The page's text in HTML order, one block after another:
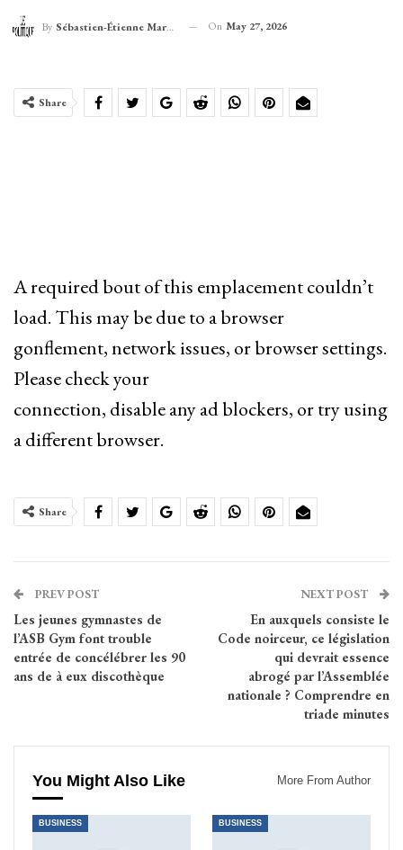
By Sébastien-Étienne Marechal On May 27, 2026
Share
A required bout of this emplacement couldn’t
load. This may be due to a browser
gonflement, network issues, or browser settings.
Please check your
connection, disable any ad blockers, or try using
a different browser.
Share
PREV POST
Les jeunes gymnastes de
l’ASB Gym font trouble
entrée de concélébrer les 90
ans de à eux discothèque
NEXT POST
En auxquels consiste le
Code noirceur, ce législation
qui devrait essence
abrogé par l’Assemblée
nationale ? Comprendre en
triade minutes
You Might Also Like More From Author
BUSINESS BUSINESS